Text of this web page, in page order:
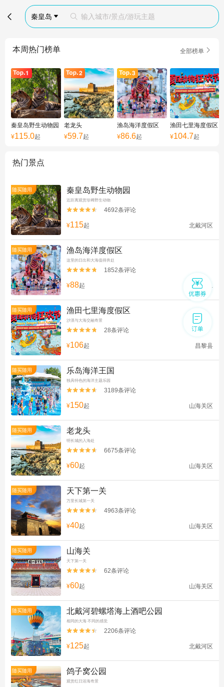
 秦皇岛   输入城市/景点/游玩主题
本周热门榜单 全部榜单 
秦皇岛野生动物园
¥115.0起
老龙头
¥59.7起
渔岛海洋度假区
¥86.6起
渔田七里海度假区
¥104.7起
热门景点
随买随用 秦皇岛野生动物园
近距离观赏珍稀野生动物

 4692条评论
¥115起 北戴河区
随买随用 渔岛海洋度假区
这里的日出和大海值得奔赴

 1852条评论
¥88起 黄金海岸...
随买随用 渔田七里海度假区
沙漠与大海交融奇景

 28条评论
¥106起 昌黎县
随买随用 乐岛海洋王国
独具特色的海洋主题乐园

 3189条评论
¥150起 山海关区
随买随用 老龙头
明长城的入海处

 6675条评论
¥60起 山海关区
随买随用 天下第一关
万里长城第一关

 4963条评论
¥40起 山海关区
随买随用 山海关
天下第一关

 62条评论
¥60起 山海关区
随买随用 北戴河碧螺塔海上酒吧公园
相同的大海 不同的感觉

 2206条评论
¥125起 北戴河区
随买随用 鸽子窝公园
观赏红日浴海奇景